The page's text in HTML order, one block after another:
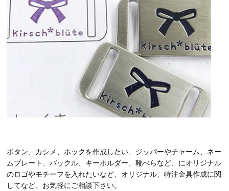
ボタン、カシメ、ホックを作成したい、ジッパーやチャーム、ネー
ムプレート、バックル、キーホルダー、靴べらなど、にオリジナル
のロゴやモチーフを入れたいなど、オリジナル、特注金具作成に関
してなど、お気軽にご相談下さい。